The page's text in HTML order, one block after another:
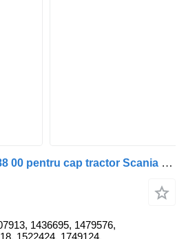
Ambreiaj LuK 643 3288 00 pentru cap tractor Scania 4, P, G, R, T
1436695, 1479576,
1522424, 1749124,